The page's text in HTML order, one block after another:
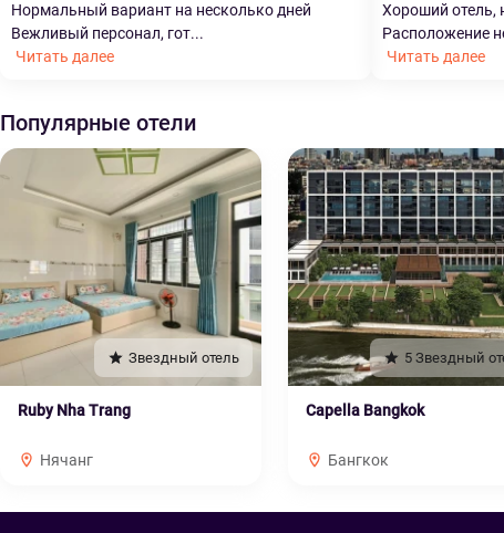
Нормальный вариант на несколько дней
Вежливый персонал, гот...
Читать далее
Хороший отель,
Расположение
Читать далее
Популярные отели
Звездный отель
Ruby Nha Trang
Нячанг
5 Звездный
Capella Bangkok
Бангкок